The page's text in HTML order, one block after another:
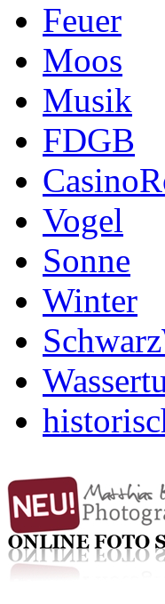
Feuer
Moos
Musik
FDGB
Vogel
Sonne
Winter